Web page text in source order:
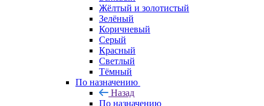
Жёлтый и золотистый
Зелёный
Коричневый
Серый
Красный
Светлый
Тёмный
По назначению
Назад
По назначению